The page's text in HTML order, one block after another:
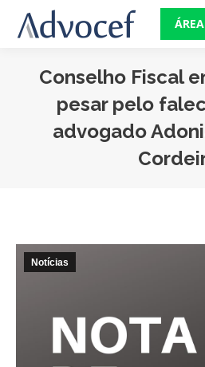
Conselho Fiscal
pesar pelo
advogado
Notícias